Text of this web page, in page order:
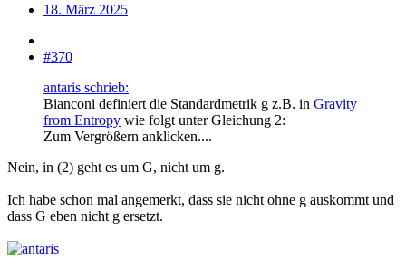
18. März 2025
#370
antaris schrieb:
Bianconi definiert die Standardmetrik g z.B. in Gravity
from Entropy wie folgt unter Gleichung 2:
Zum Vergrößern anklicken....
Nein, in (2) geht es um G, nicht um g.
Ich habe schon mal angemerkt, dass sie nicht ohne g auskommt und
dass G eben nicht g ersetzt.